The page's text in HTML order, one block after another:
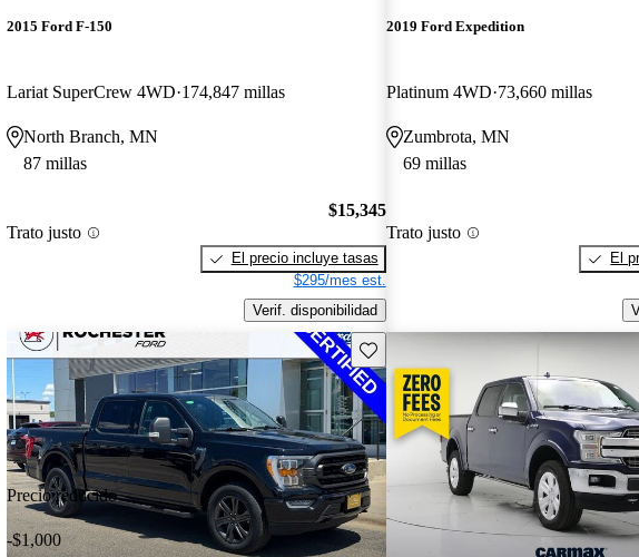
2015 Ford F-150
Lariat SuperCrew 4WD 174,847 millas
North Branch, MN
87 millas
Trato justo
$15,345
El precio incluye tasas
$295/mes est.
Verif. disponibilidad
2019 Ford Expedition
Platinum 4WD 73,660 millas
Zumbrota, MN
69 millas
Trato justo
El
Precio reducido
-$1,000
Guarda este Aviso